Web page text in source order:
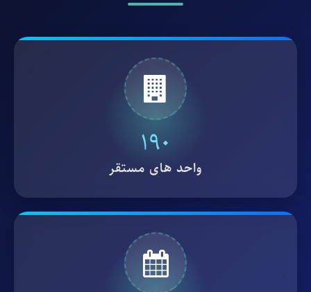
190
واحد های مستقر